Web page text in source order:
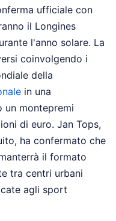
ufficiale con
il Longines
l'anno solare. La
coinvolgendo i
della
in una
un montepremi
di euro. Jan Tops,
ha confermato che
il formato
tra centri urbani
agli sport